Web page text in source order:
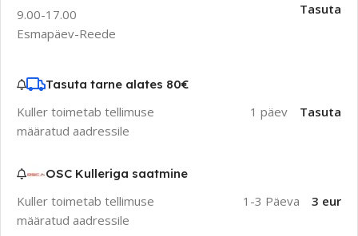
9.00-17.00
Esmapäev-Reede
Tasuta
Tasuta tarne alates 80€
Kuller toimetab tellimuse
määratud aadressile
1 päev Tasuta
OSC Kulleriga saatmine
Kuller toimetab tellimuse
määratud aadressile
1-3 Päeva 3 eur